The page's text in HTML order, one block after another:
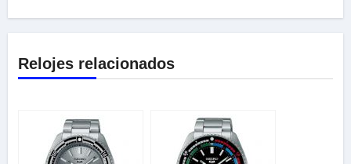
Relojes relacionados